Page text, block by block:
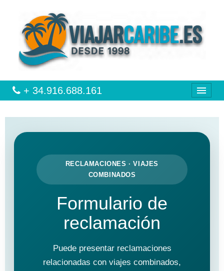
+ 34.916.688.161
CARIBE
VUELO + HOTEL
CIRCUITOS
GUIAS DE VIAJES
RECLAMACIONES · VIAJES
COMBINADOS
Formulario de
reclamación
Puede presentar reclamaciones
relacionadas con viajes combinados,